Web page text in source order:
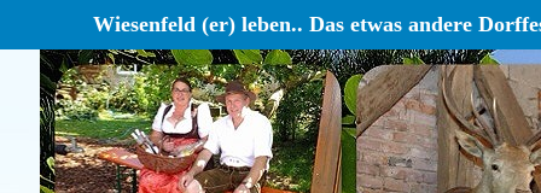
Wiesenfeld (er) leben.. Das etwas andere